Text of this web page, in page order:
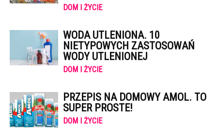
DOM I ŻYCIE
WODA UTLENIONA. 10
NIETYPOWYCH ZASTOSOWAŃ
WODY UTLENIONEJ
DOM I ŻYCIE
PRZEPIS NA DOMOWY AMOL. TO
SUPER PROSTE!
DOM I ŻYCIE